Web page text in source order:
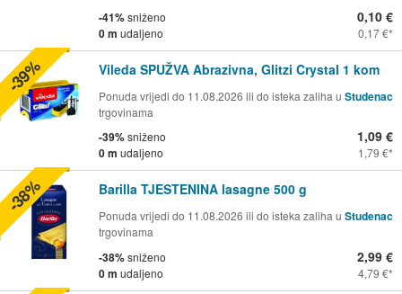
-41%sniženo
0 m udaljeno
0,10 €
0,17 €
Vileda SPUŽVA Abrazivna, Glitzi Crystal 1 kom
Ponuda vrijedi do 11.08.2026 ili do isteka zaliha u Studenac
trgovinama
-39%sniženo
0 m udaljeno
1,09 €
1,79 €
-39%
Barilla TJESTENINA lasagne 500 g
Ponuda vrijedi do 11.08.2026 ili do isteka zaliha u Studenac
trgovinama
-38%sniženo
0 m udaljeno
2,99 €
4,79 €
-38%